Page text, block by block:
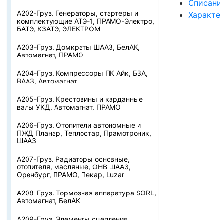
А202-Груз. Генераторы, стартеры и
комплектующие АТЭ-1, ПРАМО-Электро,
БАТЭ, КЗАТЭ, ЭЛЕКТРОМ
А203-Груз. Домкраты ШААЗ, БелАК,
Автомагнат, ПРАМО
А204-Груз. Компрессоры ПК Айк, БЗА,
ВААЗ, Автомагнат
А205-Груз. Крестовины и карданные
валы УКД, Автомагнат, ПРАМО
А206-Груз. Отопители автономные и
ПЖД Планар, Теплостар, Прамотроник,
ШААЗ
А207-Груз. Радиаторы основные,
отопителя, масляные, ОНВ ШААЗ,
Оренбург, ПРАМО, Пекар, Luzar
А208-Груз. Тормозная аппаратура SORL,
Автомагнат, БелАК